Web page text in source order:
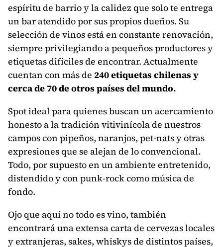
espíritu de barrio y la calidez que solo te entrega
un bar atendido por sus propios dueños. Su
selección de vinos está en constante renovación,
siempre privilegiando a pequeños productores y
etiquetas difíciles de encontrar. Actualmente
cuentan con más de 240 etiquetas chilenas y
cerca de 70 de otros países del mundo.
Spot ideal para quienes buscan un acercamiento
honesto a la tradición vitivinícola de nuestros
campos con pipeños, naranjos, pet-nats y otras
expresiones que se alejan de lo convencional.
Todo, por supuesto en un ambiente entretenido,
distendido y con punk-rock como música de
fondo.
Ojo que aquí no todo es vino, también
encontrará una extensa carta de cervezas locales
y extranjeras, sakes, whiskys de distintos países,